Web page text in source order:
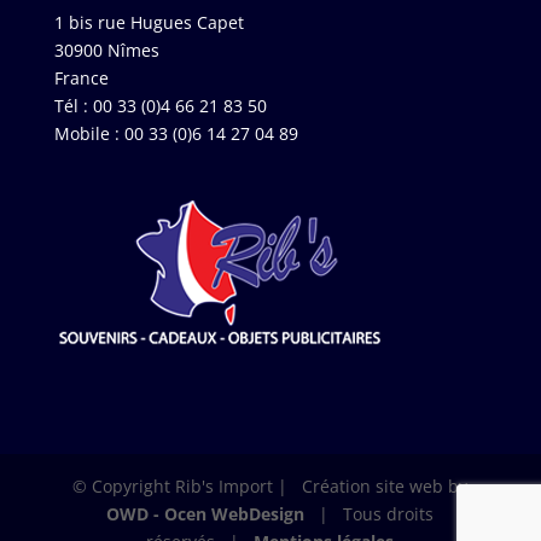
1 bis rue Hugues Capet
30900 Nîmes
France
Tél : 00 33 (0)4 66 21 83 50
Mobile : 00 33 (0)6 14 27 04 89
© Copyright Rib's Import | Création site web by
OWD - Ocen WebDesign | Tous droits